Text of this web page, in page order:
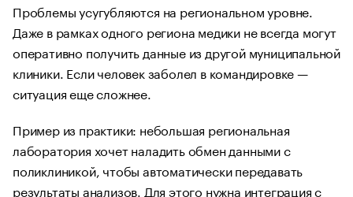
Проблемы усугубляются на региональном уровне.
Даже в рамках одного региона медики не всегда могут
оперативно получить данные из другой муниципальной
клиники. Если человек заболел в командировке —
ситуация еще сложнее.
Пример из практики: небольшая региональная
лаборатория хочет наладить обмен данными с
поликлиникой, чтобы автоматически передавать
результаты анализов. Для этого нужна интеграция с